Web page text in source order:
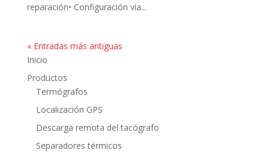
reparación• Configuración vía...
« Entradas más antiguas
Inicio
Productos
Termógrafos
Localización GPS
Descarga remota del tacógrafo
Separadores térmicos